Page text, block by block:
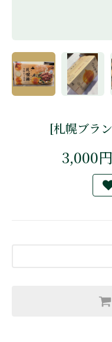
[札幌ブラ
3,000